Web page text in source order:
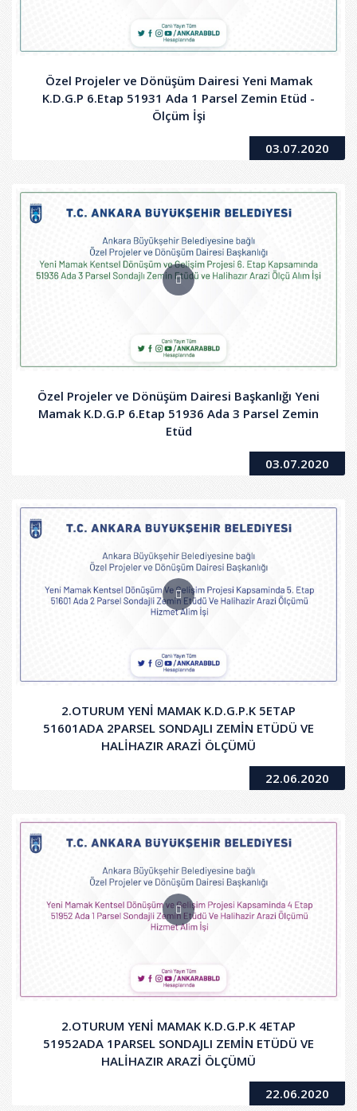
Özel Projeler ve Dönüşüm Dairesi Yeni Mamak
K.D.G.P 6.Etap 51931 Ada 1 Parsel Zemin Etüd -
Ölçüm İşi
03.07.2020
Özel Projeler ve Dönüşüm Dairesi Başkanlığı Yeni
Mamak K.D.G.P 6.Etap 51936 Ada 3 Parsel Zemin
Etüd
03.07.2020
2.OTURUM YENİ MAMAK K.D.G.P.K 5ETAP
51601ADA 2PARSEL SONDAJLI ZEMİN ETÜDÜ VE
HALİHAZIR ARAZİ ÖLÇÜMÜ
22.06.2020
2.OTURUM YENİ MAMAK K.D.G.P.K 4ETAP
51952ADA 1PARSEL SONDAJLI ZEMİN ETÜDÜ VE
HALİHAZIR ARAZİ ÖLÇÜMÜ
22.06.2020